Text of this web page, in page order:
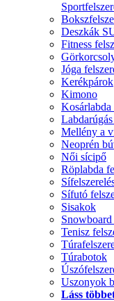
Deszkák
Fitness
Jóga
Kerékpárok
Kimono
Kosárlabda
Mellény a
Neoprén
Női sícipő
Röplabda
Sífutó
Sisakok
Snowboard
Tenisz
Túrabotok
Uszonyok
Láss